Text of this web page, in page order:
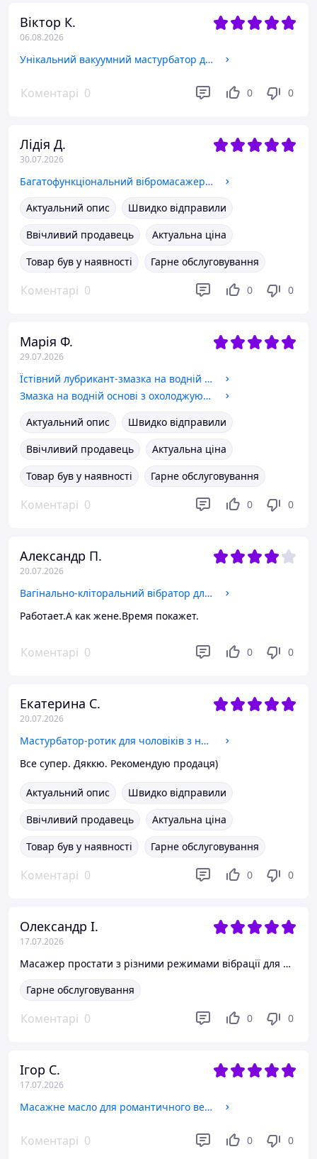
Віктор К.
06.08.2026
Унікальний вакуумний мастурбатор для нових відчуттів з автоматичним всмоктуванням і вібрацією для члена
Коментарі 0 0 0
Лідія Д.
30.07.2026
Багатофункціональний вібромасажер мікрофон для жінок для стимуляції точкової клітора і ерогенних зон
Актуальний опис
Швидко відправили
Ввічливий продавець
Актуальна ціна
Товар був у наявності
Гарне обслуговування
Коментарі 0 0 0
Марія Ф.
29.07.2026
Їстівний лубрикант-змазка на водній основі зі смаком м'яти, малини та персика для інтимної близькості
Змазка на водній основі з охолоджуючим ефектом для сексу та анального контакту і продовження задоволення
Актуальний опис
Швидко відправили
Ввічливий продавець
Актуальна ціна
Товар був у наявності
Гарне обслуговування
Коментарі 0 0 0
Александр П.
20.07.2026
Вагінально-кліторальний вібратор для сексуального задоволення пар Маленький телескопічний vibrator
Работает.А как жене.Время покажет.
Коментарі 0 0 0
Екатерина С.
20.07.2026
Мастурбатор-ротик для чоловіків з натуральним ефектом і підігрівом для зняття стресу і лубрикант 200мл
Все супер. Дяккю. Рекомендую продаця)
Актуальний опис
Швидко відправили
Ввічливий продавець
Актуальна ціна
Товар був у наявності
Гарне обслуговування
Коментарі 0 0 0
Олександр І.
17.07.2026
Масажер простати з різними режимами вібрації для масажу передміхурової залози та гель-змазка 150 мл
Гарне обслуговування
Коментарі 0 0 0
Ігор С.
17.07.2026
Масажне масло для романтичного вечора з зігріваючим ефектом для спини, тіла та інтимних зон
Коментарі 0 0 0